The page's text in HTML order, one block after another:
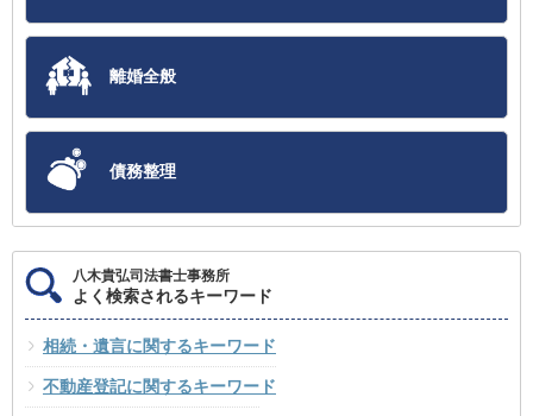
離婚全般
債務整理
八木貴弘司法書士事務所
よく検索されるキーワード
相続・遺言に関するキーワード
不動産登記に関するキーワード